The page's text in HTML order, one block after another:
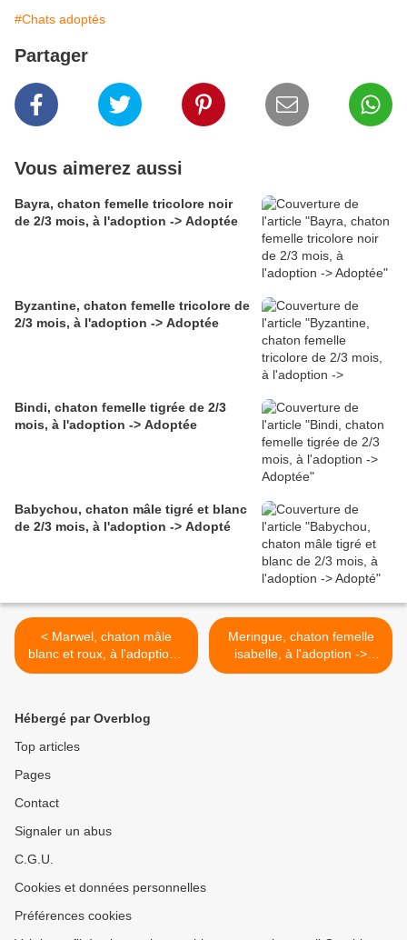
#Chats adoptés
Partager
Vous aimerez aussi
Bayra, chaton femelle tricolore noir
de 2/3 mois, à l'adoption -> Adoptée
Byzantine, chaton femelle tricolore de
2/3 mois, à l'adoption -> Adoptée
Bindi, chaton femelle tigrée de 2/3
mois, à l'adoption -> Adoptée
Babychou, chaton mâle tigré et blanc
de 2/3 mois, à l'adoption -> Adopté
< Marwel, chaton mâle
blanc et roux, à l'adoption -
> adopté
Meringue, chaton femelle
isabelle, à l'adoption ->
adoptée >
Hébergé par Overblog
Top articles
Pages
Contact
Signaler un abus
C.G.U.
Cookies et données personnelles
Préférences cookies